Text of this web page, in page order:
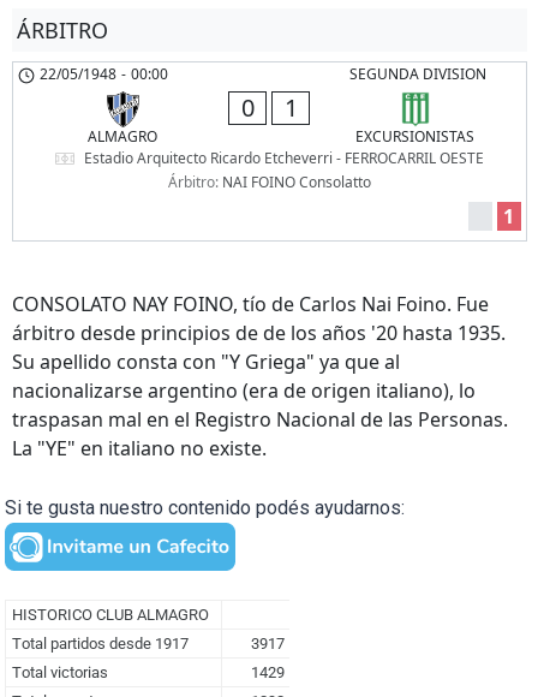
ÁRBITRO
SEGUNDA DIVISION
22/05/1948 - 00:00
ALMAGRO
0 1
EXCURSIONISTAS
Estadio Arquitecto Ricardo Etcheverri - FERROCARRIL OESTE
Árbitro: NAI FOINO Consolatto
1
CONSOLATO NAY FOINO, tío de Carlos Nai Foino. Fue
árbitro desde principios de de los años '20 hasta 1935.
Su apellido consta con "Y Griega" ya que al
nacionalizarse argentino (era de origen italiano), lo
traspasan mal en el Registro Nacional de las Personas.
La "YE" en italiano no existe.
Si te gusta nuestro contenido podés ayudarnos: